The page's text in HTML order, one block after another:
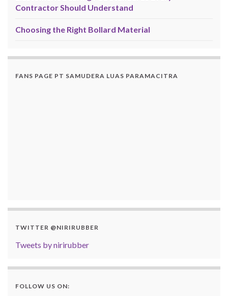
Contractor Should Understand
Choosing the Right Bollard Material
FANS PAGE PT SAMUDERA LUAS PARAMACITRA
TWITTER @NIRIRUBBER
Tweets by nirirubber
FOLLOW US ON: